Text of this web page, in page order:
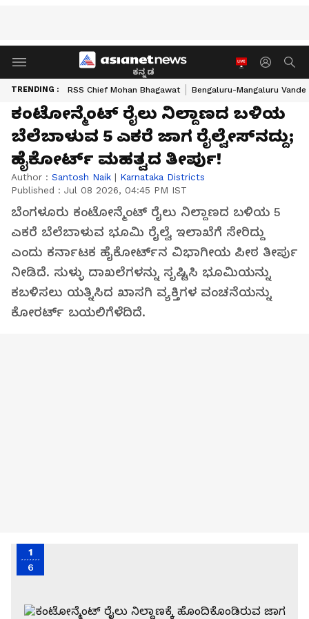
ಕನ್ನಡ
TRENDING : RSS Chief Mohan Bhagawat Bengaluru-Mangaluru
ಕಂಟೋನ್ಮೆಂಟ್ ರೈಲು ನಿಲ್ದಾಣದ ಬಳಿಯ
ಬೆಲೆಬಾಳುವ 5 ಎಕರೆ ಜಾಗ ರೈಲ್ವೇಸ್‌ನದ್ದು;
ಹೈಕೋರ್ಟ್ ಮಹತ್ವದ ತೀರ್ಪು!
Author : Santosh Naik | Karnataka Districts
Published : Jul 08 2026, 04:45 PM IST
ಬೆಂಗಳೂರು ಕಂಟೋನ್ಮೆಂಟ್ ರೈಲು ನಿಲ್ದಾಣದ ಬಳಿಯ 5
ಎಕರೆ ಬೆಲೆಬಾಳುವ ಭೂಮಿ ರೈಲ್ವೆ ಇಲಾಖೆಗೆ ಸೇರಿದ್ದು
ಎಂದು ಕರ್ನಾಟಕ ಹೈಕೋರ್ಟ್‌ನ ವಿಭಾಗೀಯ ಪೀಠ ತೀರ್ಪು
ನೀಡಿದೆ. ಸುಳ್ಳು ದಾಖಲೆಗಳನ್ನು ಸೃಷ್ಟಿಸಿ ಭೂಮಿಯನ್ನು
ಕಬಳಿಸಲು ಯತ್ನಿಸಿದ ಖಾಸಗಿ ವ್ಯಕ್ತಿಗಳ ವಂಚನೆಯನ್ನು
ಕೋರರ್ಟ್‌ ಬಯಲಿಗೆಳೆದಿದೆ.
1
6